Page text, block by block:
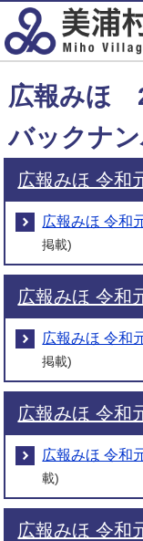
広報みほ
バックナ
広報みほ 令和
広報みほ 令和
掲載)
広報みほ 令和
広報みほ 令和
掲載)
広報みほ 令和
広報みほ 令和
載)
広報みほ 令和